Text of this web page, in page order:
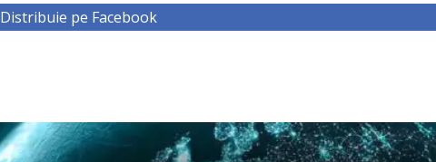
Distribuie pe Facebook